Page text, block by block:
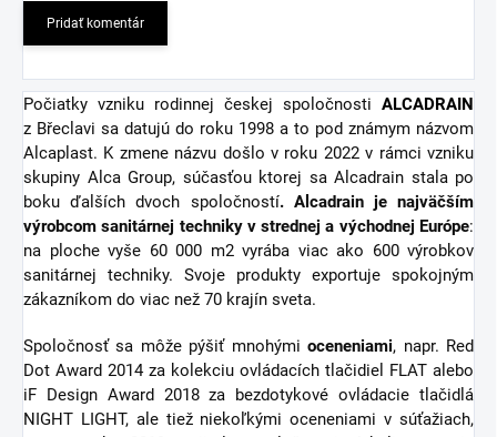
Pridať komentár
Počiatky vzniku rodinnej českej spoločnosti ALCADRAIN
z Břeclavi sa datujú do roku 1998 a to pod známym názvom
Alcaplast. K zmene názvu došlo v roku 2022 v rámci vzniku
skupiny Alca Group, súčasťou ktorej sa Alcadrain stala po
boku ďalších dvoch spoločností. Alcadrain je najväčším
výrobcom sanitárnej techniky v strednej a východnej Európe:
na ploche vyše 60 000 m2 vyrába viac ako 600 výrobkov
sanitárnej techniky. Svoje produkty exportuje spokojným
zákazníkom do viac než 70 krajín sveta.
Spoločnosť sa môže pýšiť mnohýmioceneniami, napr. Red
Dot Award 2014 za kolekciu ovládacích tlačidiel FLAT alebo
iF Design Award 2018 za bezdotykové ovládacie tlačidlá
NIGHT LIGHT, ale tiež niekoľkými oceneniami v súťažiach,